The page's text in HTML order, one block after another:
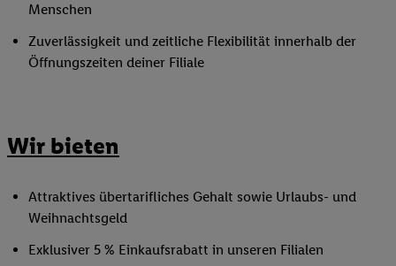
Menschen
Zuverlässigkeit und zeitliche Flexibilität innerhalb der
Öffnungszeiten deiner Filiale
Wir bieten
Attraktives übertarifliches Gehalt sowie Urlaubs- und
Weihnachtsgeld
Exklusiver 5 % Einkaufsrabatt in unseren Filialen